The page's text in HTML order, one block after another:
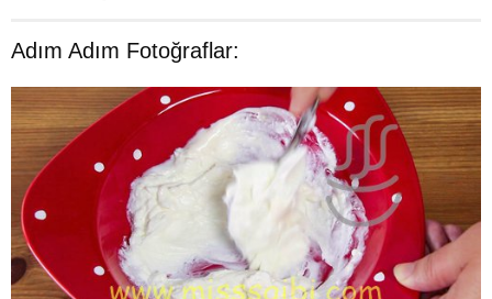
Adım Adım Fotoğraflar: